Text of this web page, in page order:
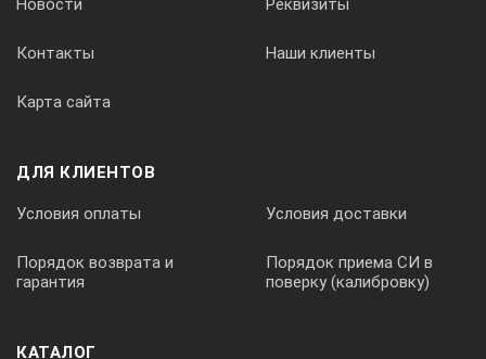
Новости Реквизиты
Контакты Наши клиенты
Карта сайта
ДЛЯ КЛИЕНТОВ
Условия оплаты Условия доставки
Порядок возврата и
гарантия
Порядок приема СИ в
поверку (калибровку)
КАТАЛОГ